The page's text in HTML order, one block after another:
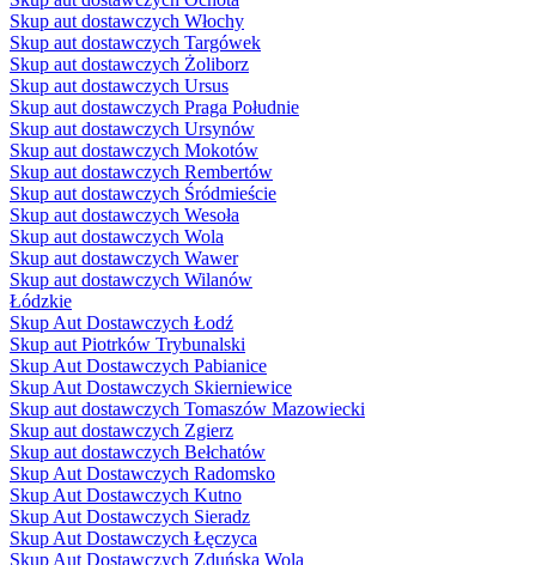
Skup aut dostawczych Włochy
Skup aut dostawczych Targówek
Skup aut dostawczych Żoliborz
Skup aut dostawczych Ursus
Skup aut dostawczych Praga Południe
Skup aut dostawczych Ursynów
Skup aut dostawczych Mokotów
Skup aut dostawczych Rembertów
Skup aut dostawczych Śródmieście
Skup aut dostawczych Wesoła
Skup aut dostawczych Wola
Skup aut dostawczych Wawer
Skup aut dostawczych Wilanów
Łódzkie
Skup Aut Dostawczych Łodź
Skup aut Piotrków Trybunalski
Skup Aut Dostawczych Pabianice
Skup Aut Dostawczych Skierniewice
Skup aut dostawczych Tomaszów Mazowiecki
Skup aut dostawczych Zgierz
Skup aut dostawczych Bełchatów
Skup Aut Dostawczych Radomsko
Skup Aut Dostawczych Kutno
Skup Aut Dostawczych Sieradz
Skup Aut Dostawczych Łęczyca
Skup Aut Dostawczych Zduńska Wola